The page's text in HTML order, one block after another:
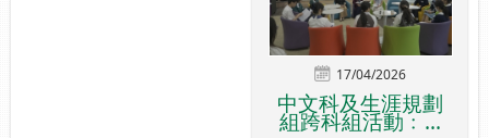
17/04/2026
中文科及生涯規劃
組跨科組活動﹕...